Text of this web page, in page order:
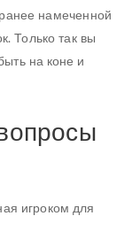
намеченной
Только так вы
на коне и
игроком для